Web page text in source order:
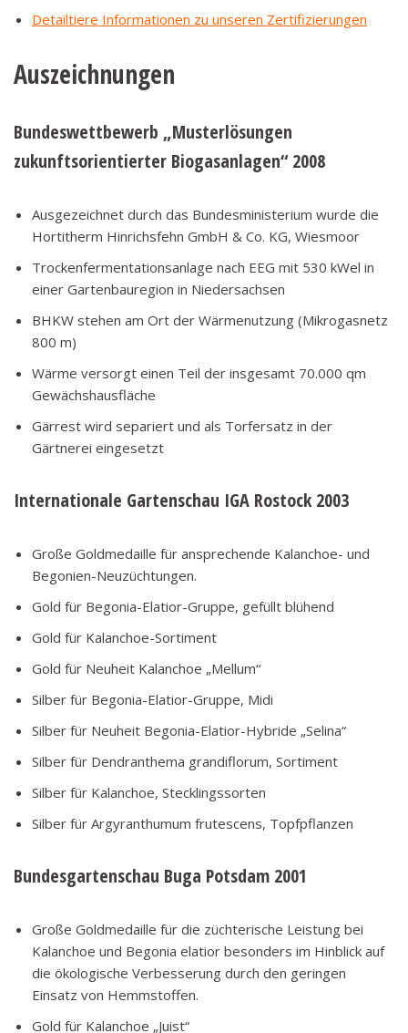
Detailtiere Informationen zu unseren Zertifizierungen
Auszeichnungen
Bundeswettbewerb „Musterlösungen
zukunftsorientierter Biogasanlagen“ 2008
Ausgezeichnet durch das Bundesministerium wurde die
Hortitherm Hinrichsfehn GmbH & Co. KG, Wiesmoor
Trockenfermentationsanlage nach EEG mit 530 kWel in
einer Gartenbauregion in Niedersachsen
BHKW stehen am Ort der Wärmenutzung (Mikrogasnetz
800 m)
Wärme versorgt einen Teil der insgesamt 70.000 qm
Gewächshausfläche
Gärrest wird separiert und als Torfersatz in der
Gärtnerei eingesetzt
Internationale Gartenschau IGA Rostock 2003
Große Goldmedaille für ansprechende Kalanchoe- und
Begonien-Neuzüchtungen.
Gold für Begonia-Elatior-Gruppe, gefüllt blühend
Gold für Kalanchoe-Sortiment
Gold für Neuheit Kalanchoe „Mellum“
Silber für Begonia-Elatior-Gruppe, Midi
Silber für Neuheit Begonia-Elatior-Hybride „Selina“
Silber für Dendranthema grandiflorum, Sortiment
Silber für Kalanchoe, Stecklingssorten
Silber für Argyranthumum frutescens, Topfpflanzen
Bundesgartenschau Buga Potsdam 2001
Große Goldmedaille für die züchterische Leistung bei
Kalanchoe und Begonia elatior besonders im Hinblick auf
die ökologische Verbesserung durch den geringen
Einsatz von Hemmstoffen.
Gold für Kalanchoe „Juist“